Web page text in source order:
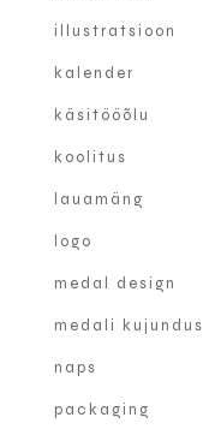
illustratsioon
kalender
käsitööõlu
koolitus
lauamäng
logo
medal design
medali kujundus
naps
packaging